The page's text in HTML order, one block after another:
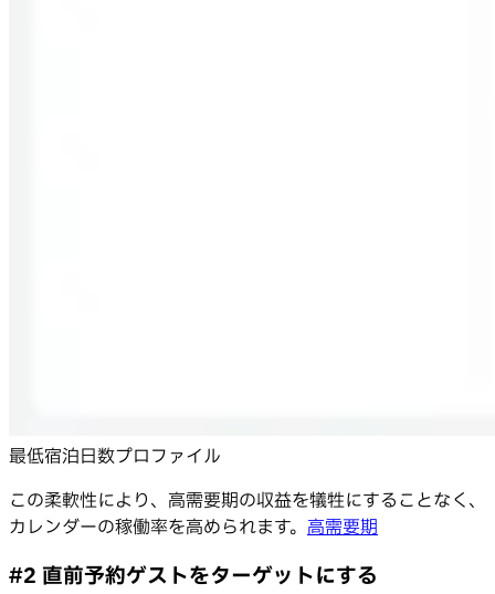
最低宿泊日数プロファイル
この柔軟性により、高需要期の収益を犠牲にすることなく、
カレンダーの稼働率を高められます。 高需要期
#2 直前予約ゲストをターゲットにする